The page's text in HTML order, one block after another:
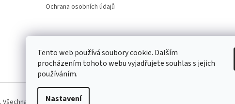
Tento web používá soubory cookie. Dalším
procházením tohoto webu vyjadřujete souhlas s jejich
používáním.
Nastavení
Ochrana osobních údajů
Kontakt
. Všechna práva vyhrazena.Upravit nastavení cookies